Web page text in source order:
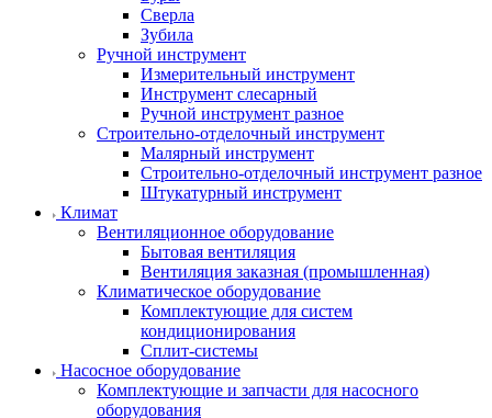
Сверла
Зубила
Ручной инструмент
Измерительный инструмент
Инструмент слесарный
Ручной инструмент разное
Строительно-отделочный инструмент
Малярный инструмент
Строительно-отделочный инструмент разное
Штукатурный инструмент
Климат
Вентиляционное оборудование
Бытовая вентиляция
Вентиляция заказная (промышленная)
Климатическое оборудование
Комплектующие для систем
кондиционирования
Сплит-системы
Насосное оборудование
Комплектующие и запчасти для насосного
оборудования